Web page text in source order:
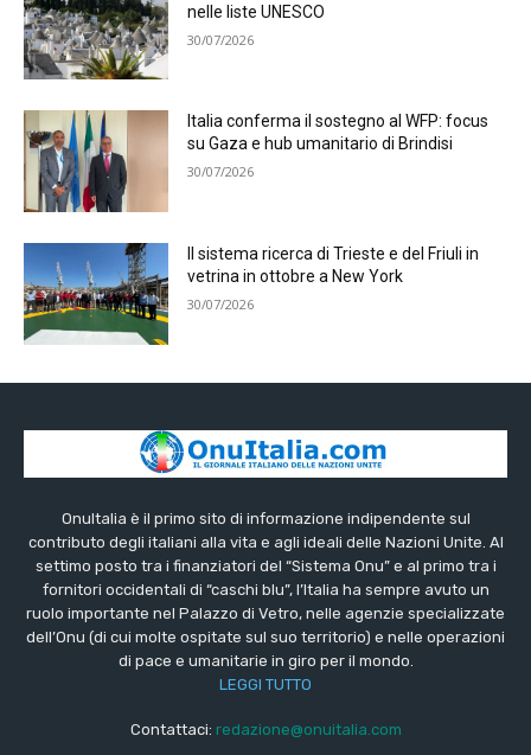
nelle liste UNESCO
30/07/2026
Italia conferma il sostegno al WFP: focus
su Gaza e hub umanitario di Brindisi
30/07/2026
Il sistema ricerca di Trieste e del Friuli in
vetrina in ottobre a New York
30/07/2026
OnuItalia è il primo sito di informazione indipendente sul
contributo degli italiani alla vita e agli ideali delle Nazioni Unite. Al
settimo posto tra i finanziatori del “Sistema Onu” e al primo tra i
fornitori occidentali di “caschi blu”, l’Italia ha sempre avuto un
ruolo importante nel Palazzo di Vetro, nelle agenzie specializzate
dell’Onu (di cui molte ospitate sul suo territorio) e nelle operazioni
di pace e umanitarie in giro per il mondo.
LEGGI TUTTO
Contattaci: redazione@onuitalia.com